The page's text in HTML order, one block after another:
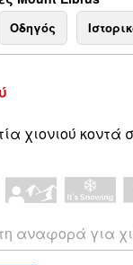
Οδηγός
χιονιού κοντά
αναφορά για